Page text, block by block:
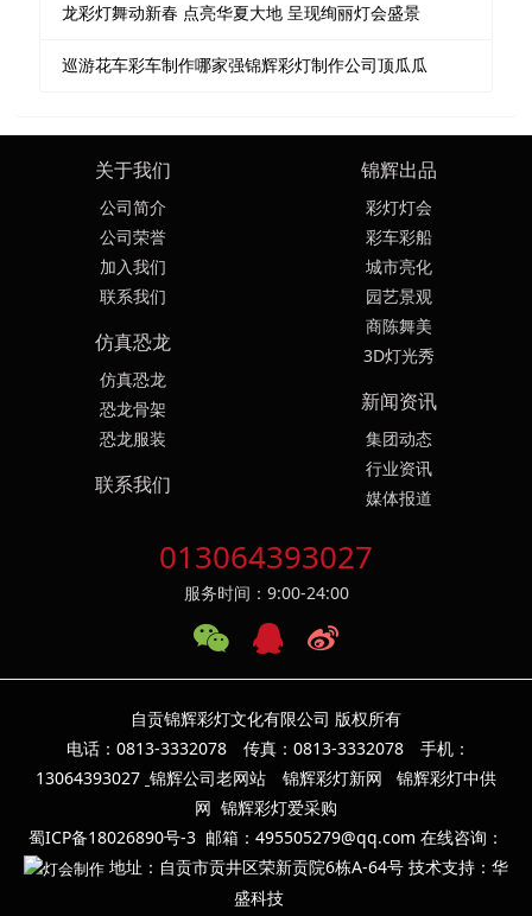
龙彩灯舞动新春 点亮华夏大地 呈现绚丽灯会盛景
巡游花车彩车制作哪家强锦辉彩灯制作公司顶瓜瓜
关于我们
公司简介
公司荣誉
加入我们
联系我们
锦辉出品
彩灯灯会
彩车彩船
城市亮化
园艺景观
商陈舞美
3D灯光秀
仿真恐龙
仿真恐龙
恐龙骨架
恐龙服装
新闻资讯
集团动态
行业资讯
媒体报道
联系我们
013064393027
服务时间：9:00-24:00
自贡锦辉彩灯文化有限公司 版权所有
电话：0813-3332078 传真：0813-3332078 手机：
13064393027 锦辉公司老网站 锦辉彩灯新网
锦辉彩灯中供
网 锦辉彩灯爱采购
蜀ICP备18026890号-3 邮箱：495505279@qq.com 在线咨询：
地址：自贡市贡井区荣新贡院6栋A-64号 技术支持：华
盛科技